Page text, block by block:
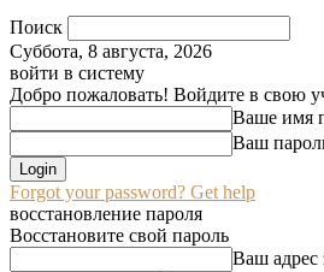
Поиск
Суббота, 8 августа, 2026
войти в систему
Добро пожаловать! Войдите в свою
Ваше имя
Ваш
Forgot your password? Get help
восстановление пароля
Восстановите свой пароль
Ваш адрес